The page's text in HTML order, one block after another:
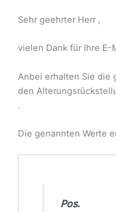
Sehr geehrter Herr ,
vielen Dank für Ihre E-
Anbei erhalten Sie die
den
.
Die genannten Werte
Pos.